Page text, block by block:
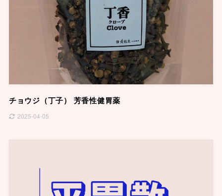
チョウジ（丁子） 芳香性健胃薬
2025-04-05